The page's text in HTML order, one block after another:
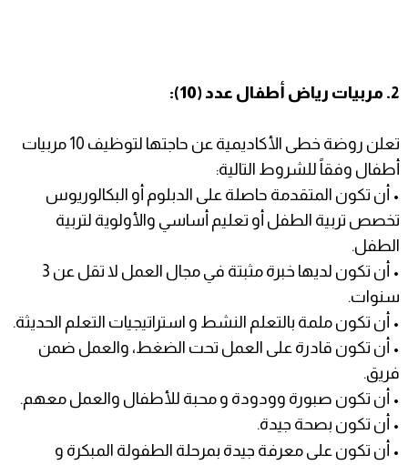
2. مربيات رياض أطفال عدد (10):
تعلن روضة خطى الأكاديمية عن حاجتها لتوظيف 10 مربيات
أطفال وفقاً للشروط التالية:
• أن تكون المتقدمة حاصلة على الدبلوم أو البكالوريوس
تخصص تربية الطفل أو تعليم أساسي والأولوية لتربية
الطفل.
• أن تكون لديها خبرة مثبتة في مجال العمل لا تقل عن 3
سنوات.
• أن تكون ملمة بالتعلم النشط و استراتيجيات التعلم الحديثة.
• أن تكون قادرة على العمل تحت الضغط، والعمل ضمن
فريق.
• أن تكون صبورة وودودة و محبة للأطفال والعمل معهم.
• أن تكون بصحة جيدة.
• أن تكون على معرفة جيدة بمرحلة الطفولة المبكرة و